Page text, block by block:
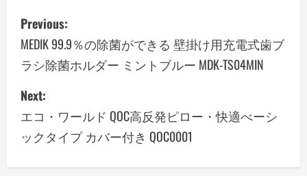
P
o
s
t
n
a
Previous:
MEDIK 99.9％の除菌ができる 壁掛け用充電式歯ブ
ラシ除菌ホルダー ミントブルー MDK-TS04MIN
Next:
エコ・ワールド QOC高反発ピロー・快適べーシ
ックタイプ カバー付き QOC0001